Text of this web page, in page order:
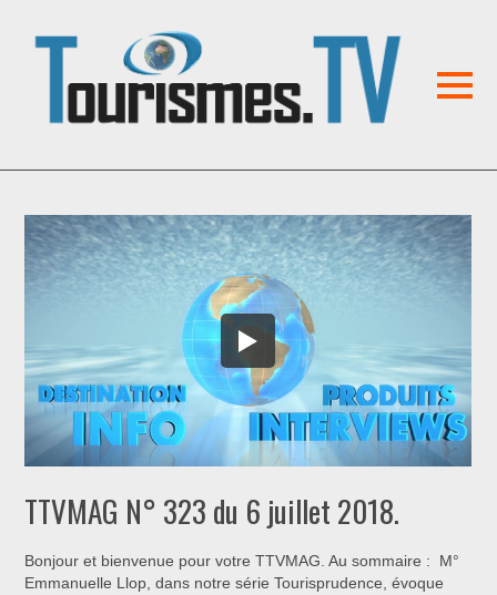
TTVMAG N° 323 du 6 juillet 2018.
Bonjour et bienvenue pour votre TTVMAG. Au sommaire : M°
Emmanuelle Llop, dans notre série Tourisprudence, évoque